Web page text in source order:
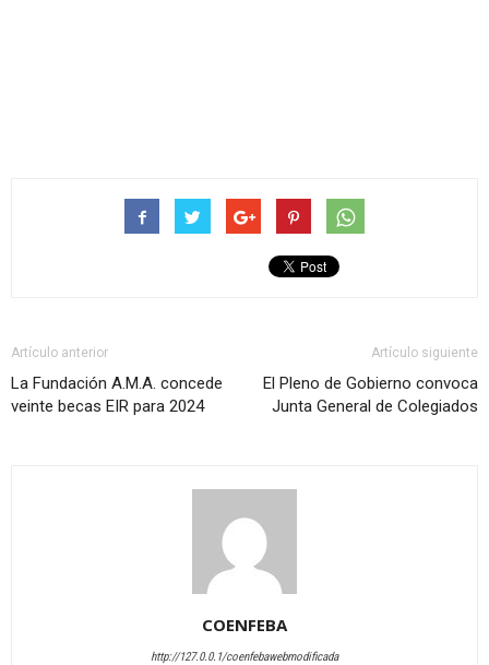
Artículo anterior
La Fundación A.M.A. concede
veinte becas EIR para 2024
Artículo siguiente
El Pleno de Gobierno convoca
Junta General de Colegiados
COENFEBA
http://127.0.0.1/coenfebawebmodificada